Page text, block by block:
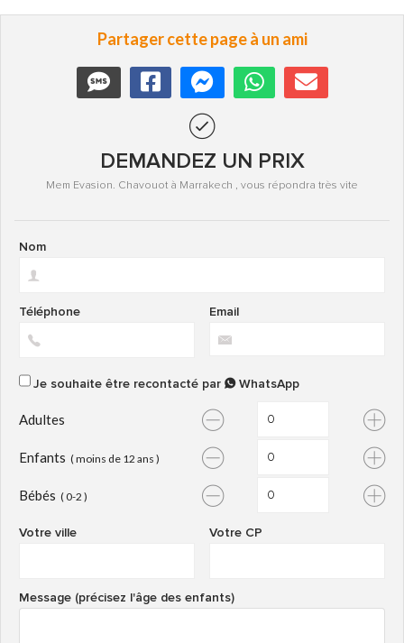
Partager cette page à un ami
DEMANDEZ UN PRIX
Mem Evasion. Chavouot à Marrakech , vous répondra très vite
Nom
Email
Téléphone
Je souhaite être recontacté par WhatsApp
Adultes
Enfants ( moins de 12 ans )
Bébés ( 0-2 )
Votre CP
Votre ville
Message (précisez l'âge des enfants)